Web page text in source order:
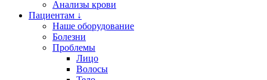
Анализы крови
Пациентам ↓
Наше оборудование
Болезни
Проблемы
Лицо
Волосы